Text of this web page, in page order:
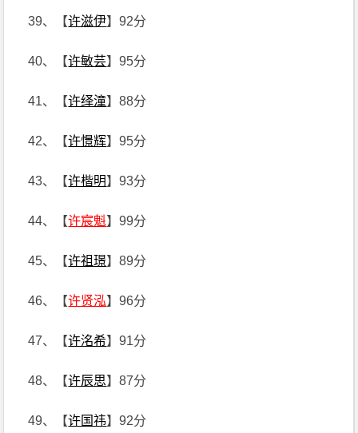
39、【许滋伊】92分
40、【许敏芸】95分
41、【许绎潼】88分
42、【许憬辉】95分
43、【许楷明】93分
44、【许宸魁】99分
45、【许祖璟】89分
46、【许贤泓】96分
47、【许洺希】91分
48、【许辰思】87分
49、【许国祎】92分